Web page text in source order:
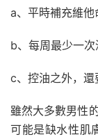
a、平時補充維他
b、每周最少一次
c、控油之外，還
雖然大多數男性
可能是缺水性肌